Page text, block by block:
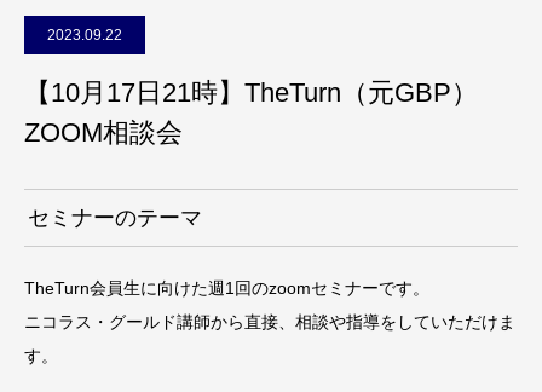
2023.09.22
【10月17日21時】TheTurn（元GBP）
ZOOM相談会
セミナーのテーマ
TheTurn会員生に向けた週1回のzoomセミナーです。
ニコラス・グールド講師から直接、相談や指導をしていただけま
す。